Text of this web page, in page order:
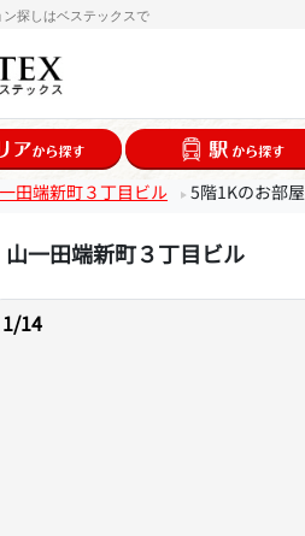
探しはベステックスで
田端新町３丁目ビル 5階1Kのお部屋
山一田端新町３丁目ビル
1/14